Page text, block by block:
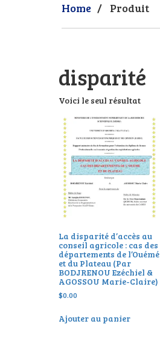
Home / Produit
disparité
Voici le seul résultat
La disparité d’accès au
conseil agricole : cas des
départements de l’Ouémé
et du Plateau (Par
BODJRENOU Ezéchiel &
AGOSSOU Marie-Claire)
$0.00
Ajouter au panier